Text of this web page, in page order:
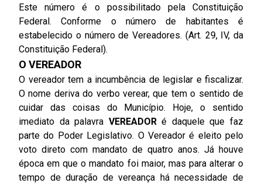
Este número é o possibilitado pela Constituição
Federal. Conforme o número de habitantes é
estabelecido o número de Vereadores. (Art. 29, IV, da
Constituição Federal).
O VEREADOR
O vereador tem a incumbência de legislar e fiscalizar.
O nome deriva do verbo verear, que tem o sentido de
cuidar das coisas do Município. Hoje, o sentido
imediato da palavra VEREADORé daquele que faz
parte do Poder Legislativo. O Vereador é eleito pelo
voto direto com mandato de quatro anos. Já houve
época em que o mandato foi maior, mas para alterar o
tempo de duração de vereança há necessidade de